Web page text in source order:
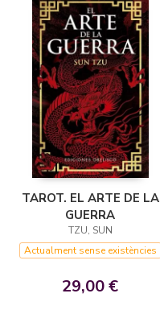
TAROT. EL ARTE DE LA
GUERRA
TZU, SUN
Actualment sense existències
29,00 €